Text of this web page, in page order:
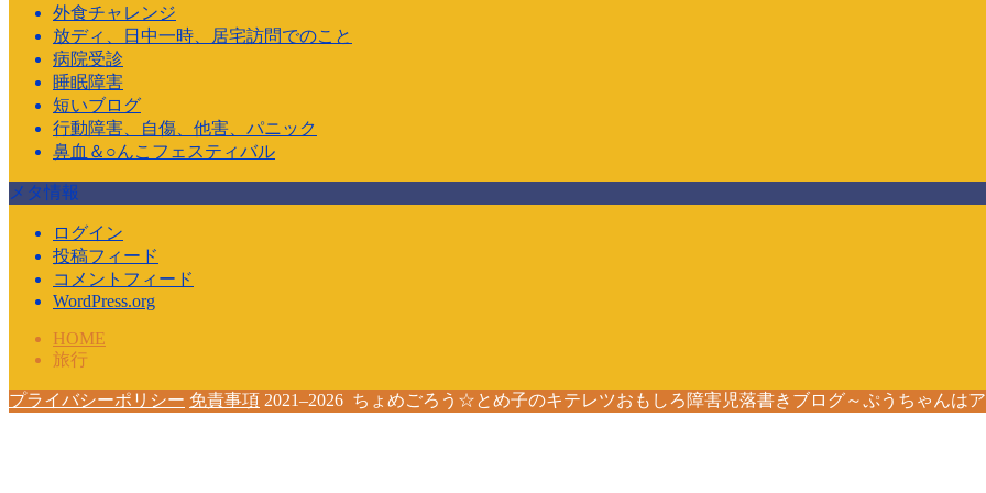
外食チャレンジ
放ディ、日中一時、居宅訪問でのこと
病院受診
睡眠障害
短いブログ
行動障害、自傷、他害、パニック
鼻血＆○んこフェスティバル
メタ情報
ログイン
投稿フィード
コメントフィード
WordPress.org
HOME
旅行
プライバシーポリシー 免責事項 2021–2026 ちょめごろう☆とめ子のキテレツおもしろ障害児落書きブログ～ぷうちゃんは